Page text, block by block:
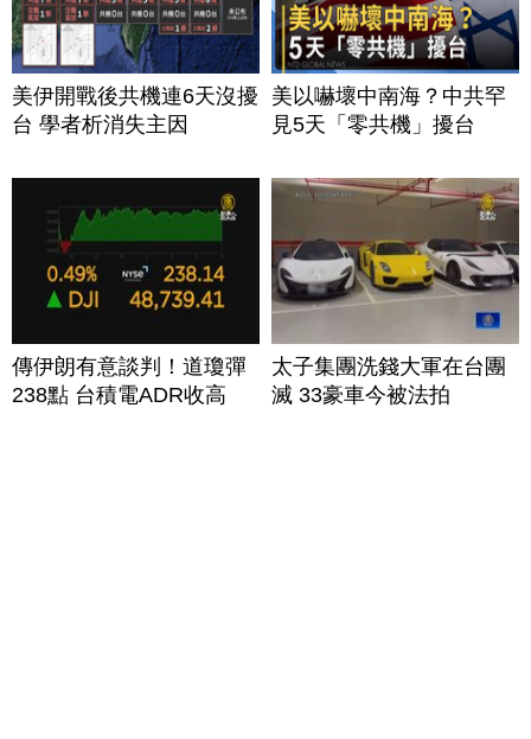
美伊開戰後共機連6天沒擾
台 學者析消失主因
美以嚇壞中南海？中共罕
見5天「零共機」擾台
傳伊朗有意談判！道瓊彈
238點 台積電ADR收高
太子集團洗錢大軍在台團
滅 33豪車今被法拍